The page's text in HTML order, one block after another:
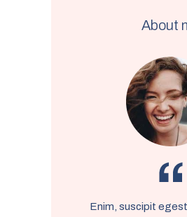
About
Enim, suscipit